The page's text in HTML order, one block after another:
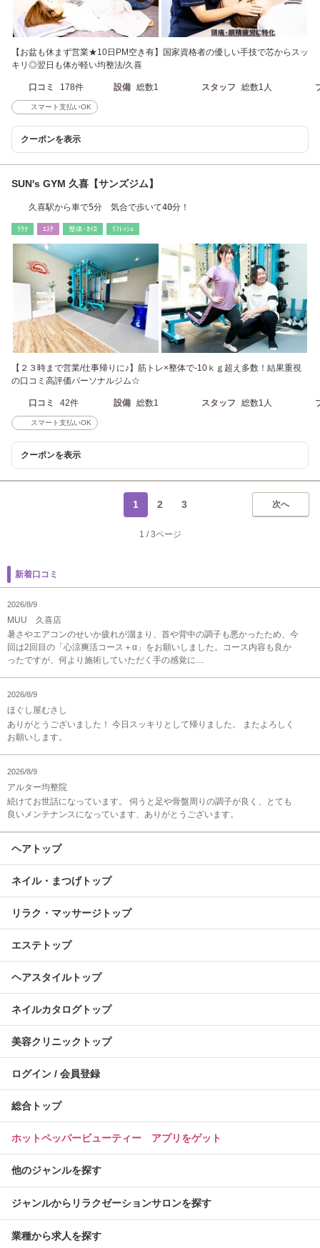
【お盆も休まず営業★10日PM空き有】国家資格者の優しい手技で芯からスッ
キリ◎翌日も体が軽い均整法/久喜
口コミ 178件 設備 総数1 スタッフ 総数1人
スマート支払いOK
クーポンを表示
SUN's GYM 久喜【サンズジム】
久喜駅から車で5分 気合で歩いて40分！
ﾘﾗｸ ｴｽﾃ 整体･ｶｲﾛ ﾘﾌﾚｯｼｭ
【２３時まで営業/仕事帰りに♪】筋トレ×整体で-10ｋｇ超え多数！結果重視
の口コミ高評価パーソナルジム☆
口コミ 42件 設備 総数1 スタッフ 総数1人
スマート支払いOK
クーポンを表示
次へ
1 2 3
1 / 3ページ
新着口コミ
2026/8/9
MUU 久喜店
暑さやエアコンのせいか疲れが溜まり、首や背中の調子も悪かったため、今
回は2回目の「心涼爽活コース＋α」をお願いしました。コース内容も良か
ったですが、何より施術していただく手の感覚に…
2026/8/9
ほぐし屋むさし
ありがとうございました！ 今日スッキリとして帰りました。 またよろしく
お願いします。
2026/8/9
アルター均整院
続けてお世話になっています。 伺うと足や骨盤周りの調子が良く、とても
良いメンテナンスになっています、ありがとうございます。
ヘアトップ
ネイル・まつげトップ
リラク・マッサージトップ
エステトップ
ヘアスタイルトップ
ネイルカタログトップ
美容クリニックトップ
ログイン / 会員登録
総合トップ
ホットペッパービューティー アプリをゲット
他のジャンルを探す
ジャンルからリラクゼーションサロンを探す
業種から求人を探す